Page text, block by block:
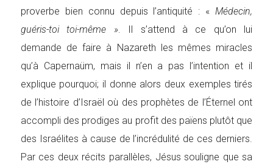
proverbe bien connu depuis l’antiquité : «Médecin,
guéris-toi toi-même ». Il s’attend à ce qu’on lui
demande de faire à Nazareth les mêmes miracles
qu’à Capernaüm, mais il n’en a pas l’intention et il
explique pourquoi; il donne alors deux exemples tirés
de l’histoire d’Israël où des prophètes de l’Éternel ont
accompli des prodiges au profit des païens plutôt que
des Israélites à cause de l’incrédulité de ces derniers.
Par ces deux récits parallèles, Jésus souligne que sa